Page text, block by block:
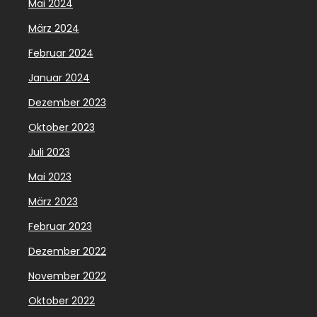
Mai 2024
März 2024
Februar 2024
Januar 2024
Dezember 2023
Oktober 2023
Juli 2023
Mai 2023
März 2023
Februar 2023
Dezember 2022
November 2022
Oktober 2022